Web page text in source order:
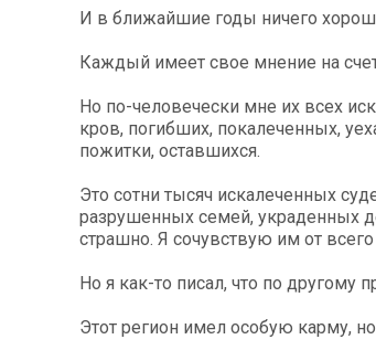
И в ближайшие годы ничего
Каждый имеет свое мнение на
Но по-человечески мне их всех
кров, погибших, покалеченных,
пожитки, оставшихся.
Это сотни тысяч искалеченных
разрушенных семей, украденных
страшно. Я сочувствую им от
Но я как-то писал, что по другому
Этот регион имел особую карму,